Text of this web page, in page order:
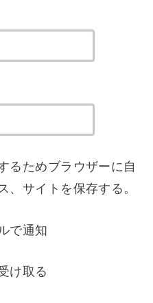
るためブラウザーに自
、サイトを保存する。
で通知
け取る